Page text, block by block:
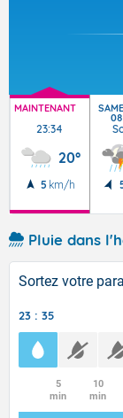
MAINTENANT
23:34
20°
5 km/h
08
Pluie dans
Sortez votre
23 : 35
5
min
10
min